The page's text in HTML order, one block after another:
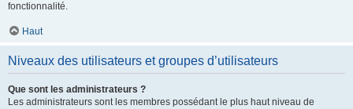
fonctionnalité.
Haut
Niveaux des utilisateurs et groupes d’utilisateurs
Que sont les administrateurs ?
Les administrateurs sont les membres possédant le plus haut niveau de